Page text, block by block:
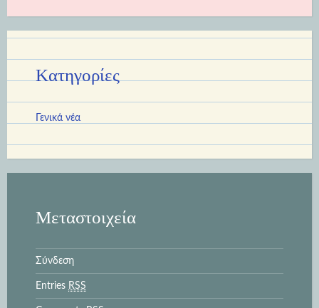
Kατηγορίες
Γενικά νέα
Μεταστοιχεία
Σύνδεση
Entries RSS